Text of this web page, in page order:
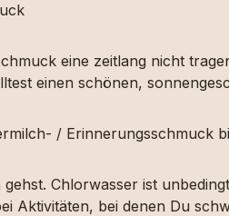
eine zeitlang nicht
einen schönen,
/ Erinnerungsschmuck
Chlorwasser ist
Aktivitäten, bei denen Du